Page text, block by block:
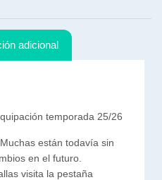
adicional
temporada 25/26
están todavía sin
en el futuro.
visita la pestaña